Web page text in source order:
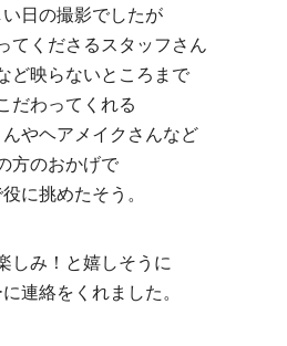
日の撮影でしたが
てくださるスタッフさん
ど映らないところまで
だわってくれる
やヘアメイクさんなど
方のおかげで
に挑めたそう。
しみ！と嬉しそうに
連絡をくれました。